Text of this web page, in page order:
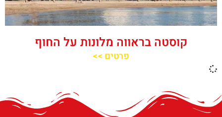
קוסטה בראווה מלונות על החוף
פרטים >>